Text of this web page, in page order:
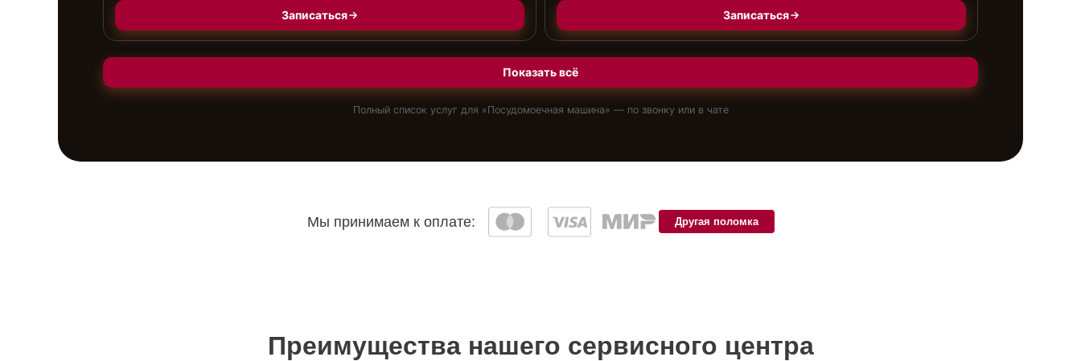
Записаться Записаться
Показать всё
Полный список услуг для «Посудомоечная машина» — по звонку или в чате
Мы принимаем к оплате: Другая поломка
Преимущества нашего сервисного центра